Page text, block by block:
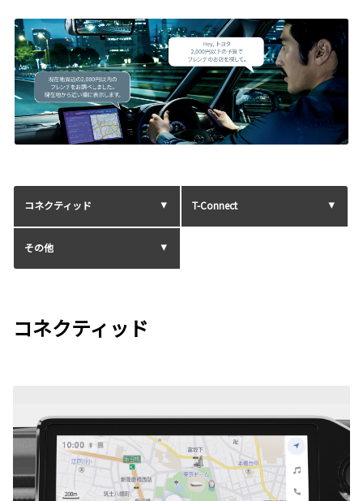
コネクティッド T-Connect
その他
コネクティッド